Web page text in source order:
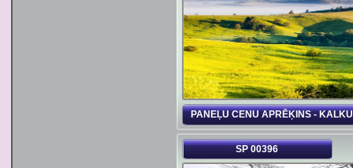
PANEĻU CENU APRĒĶINS -
SP 00396